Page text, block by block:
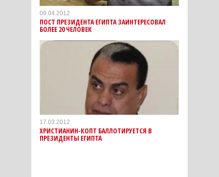
09.04.2012
ПОСТ ПРЕЗИДЕНТА ЕГИПТА ЗАИНТЕРЕСОВАЛ
БОЛЕЕ 20 ЧЕЛОВЕК
17.03.2012
ХРИСТИАНИН-КОПТ БАЛЛОТИРУЕТСЯ В
ПРЕЗИДЕНТЫ ЕГИПТА